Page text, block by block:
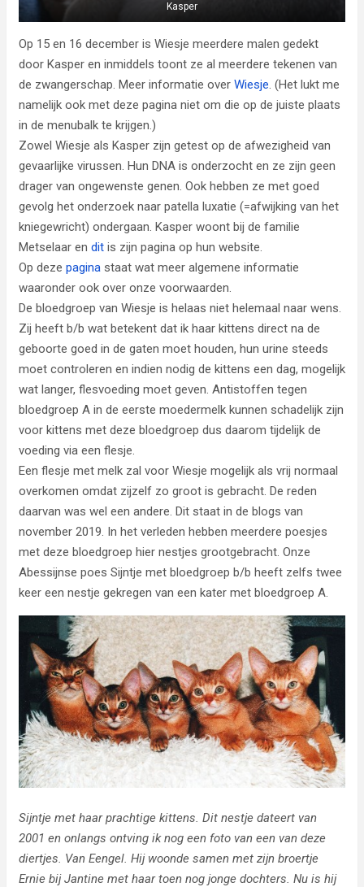
Kasper
Op 15 en 16 december is Wiesje meerdere malen gedekt
door Kasper en inmiddels toont ze al meerdere tekenen van
de zwangerschap. Meer informatie over Wiesje. (Het lukt me
namelijk ook met deze pagina niet om die op de juiste plaats
in de menubalk te krijgen.)
Zowel Wiesje als Kasper zijn getest op de afwezigheid van
gevaarlijke virussen. Hun DNA is onderzocht en ze zijn geen
drager van ongewenste genen. Ook hebben ze met goed
gevolg het onderzoek naar patella luxatie (=afwijking van het
kniegewricht) ondergaan. Kasper woont bij de familie
Metselaar en dit is zijn pagina op hun website.
Op deze pagina staat wat meer algemene informatie
waaronder ook over onze voorwaarden.
De bloedgroep van Wiesje is helaas niet helemaal naar wens.
Zij heeft b/b wat betekent dat ik haar kittens direct na de
geboorte goed in de gaten moet houden, hun urine steeds
moet controleren en indien nodig de kittens een dag, mogelijk
wat langer, flesvoeding moet geven. Antistoffen tegen
bloedgroep A in de eerste moedermelk kunnen schadelijk zijn
voor kittens met deze bloedgroep dus daarom tijdelijk de
voeding via een flesje.
Een flesje met melk zal voor Wiesje mogelijk als vrij normaal
overkomen omdat zijzelf zo groot is gebracht. De reden
daarvan was wel een andere. Dit staat in de blogs van
november 2019. In het verleden hebben meerdere poesjes
met deze bloedgroep hier nestjes grootgebracht. Onze
Abessijnse poes Sijntje met bloedgroep b/b heeft zelfs twee
keer een nestje gekregen van een kater met bloedgroep A.
Sijntje met haar prachtige kittens. Dit nestje dateert van
2001 en onlangs ontving ik nog een foto van een van deze
diertjes. Van Eengel. Hij woonde samen met zijn broertje
Ernie bij Jantine met haar toen nog jonge dochters. Nu is hij